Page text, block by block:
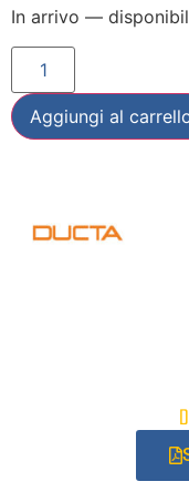
In arrivo —
Aggiungi al